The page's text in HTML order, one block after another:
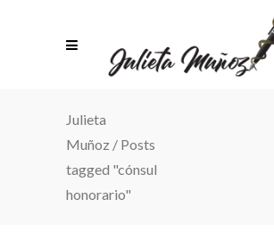
Julieta
Muñoz / Posts
tagged "cónsul
honorario"